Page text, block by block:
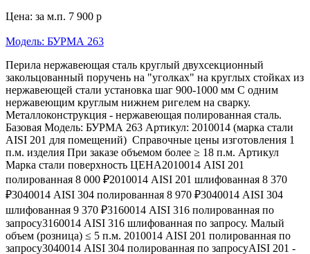
Цена: за м.п. 7 900 р
Модель: БУРМА 263
Перила нержавеющая сталь круглый двухсекционный
закольцованный поручень на "уголках" на круглых стойках из
нержавеющей стали установка шаг 900-1000 мм С одним
нержавеющим круглым нижнем ригелем на сварку.
Металлоконструкция - нержавеющая полированная сталь.
Базовая Модель: БУРМА 263 Артикул: 2010014 (марка стали
AISI 201 для помещений) Справочные цены изготовления 1
п.м. изделия При заказе объемом более ≥ 18 п.м. Артикул
Марка стали поверхность ЦЕНА2010014 AISI 201
полированная 8 000 ₽2010014 AISI 201 шлифованная 8 370
₽3040014 AISI 304 полированная 8 970 ₽3040014 AISI 304
шлифованная 9 370 ₽3160014 AISI 316 полированная по
запросу3160014 AISI 316 шлифованная по запросу. Малый
объем (розница) ≤ 5 п.м. 2010014 AISI 201 полированная по
запросу3040014 AISI 304 полированная по запросуAISI 201 -